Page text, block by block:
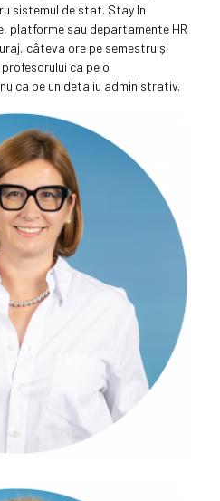
sistemul de stat. Stay In
platforme sau departamente HR
câteva ore pe semestru și
ca pe o
ca pe un detaliu administrativ.